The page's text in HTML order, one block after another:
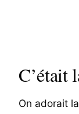
C’était
On adorait